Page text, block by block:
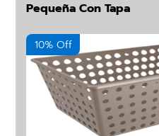
Pequeña Con Tapa
10% Off